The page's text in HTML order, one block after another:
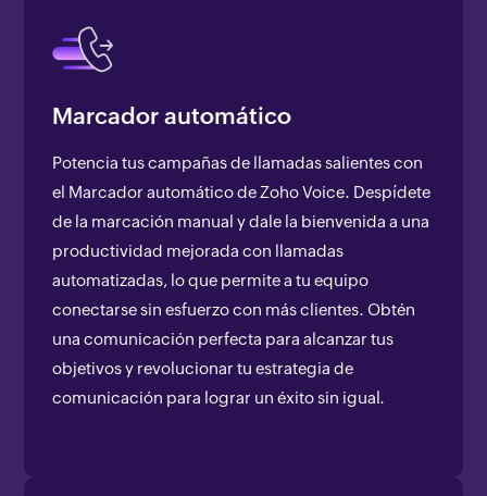
Marcador automático
Potencia tus campañas de llamadas salientes con
el Marcador automático de Zoho Voice. Despídete
de la marcación manual y dale la bienvenida a una
productividad mejorada con llamadas
automatizadas, lo que permite a tu equipo
conectarse sin esfuerzo con más clientes. Obtén
una comunicación perfecta para alcanzar tus
objetivos y revolucionar tu estrategia de
comunicación para lograr un éxito sin igual.